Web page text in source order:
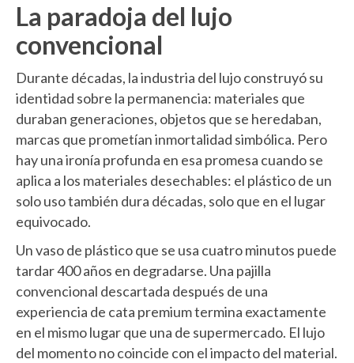
La paradoja del lujo
convencional
Durante décadas, la industria del lujo construyó su
identidad sobre la permanencia: materiales que
duraban generaciones, objetos que se heredaban,
marcas que prometían inmortalidad simbólica. Pero
hay una ironía profunda en esa promesa cuando se
aplica a los materiales desechables: el plástico de un
solo uso también dura décadas, solo que en el lugar
equivocado.
Un vaso de plástico que se usa cuatro minutos puede
tardar 400 años en degradarse. Una pajilla
convencional descartada después de una
experiencia de cata premium termina exactamente
en el mismo lugar que una de supermercado. El lujo
del momento no coincide con el impacto del material.